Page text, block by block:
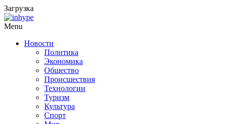
Загрузка
Menu
Новости
Политика
Экономика
Общество
Происшествия
Технологии
Туризм
Культура
Спорт